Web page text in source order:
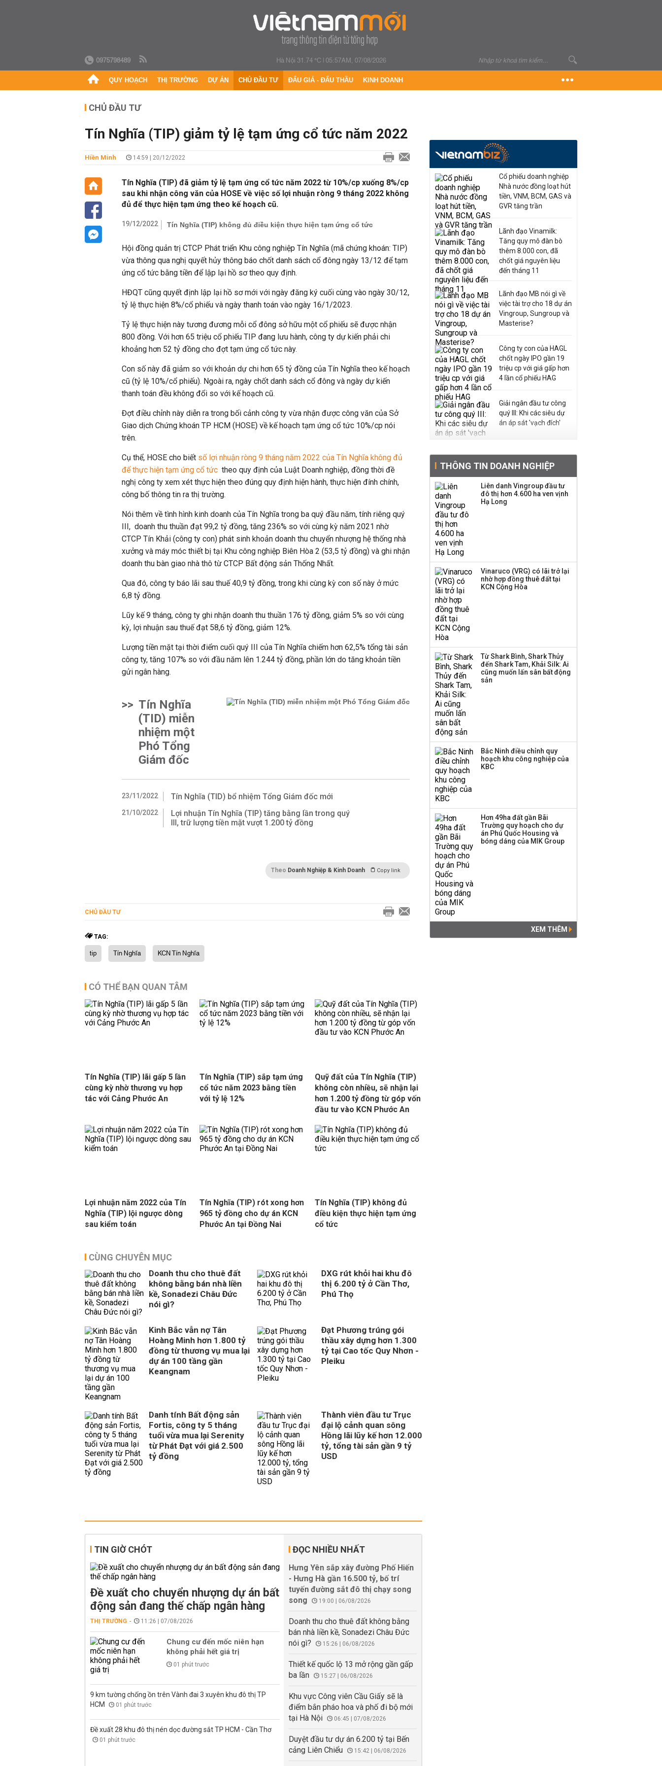
0975798489 Hà Nội 31.74 °C|05:57AM, 07/08/2026
QUY HOẠCH THỊ TRƯỜNG DỰ ÁN CHỦ ĐẦU TƯ ĐẤU GIÁ - ĐẤU THẦU KINH DOANH
CHỦ ĐẦU TƯ
Tín Nghĩa (TIP) giảm tỷ lệ tạm ứng cổ tức năm 2022
Hiền Minh 14:59 | 20/12/2022
Tín Nghĩa (TIP) đã giảm tỷ lệ tạm ứng cổ tức năm 2022 từ 10%/cp xuống 8%/cp
sau khi nhận công văn của HOSE về việc số lợi nhuận ròng 9 tháng 2022 không
đủ để thực hiện tạm ứng theo kế hoạch cũ.
19/12/2022 Tín Nghĩa (TIP) không đủ điều kiện thực hiện tạm ứng cổ tức
Hội đồng quản trị CTCP Phát triển Khu công nghiệp Tín Nghĩa (mã chứng khoán: TIP)
vừa thông qua nghị quyết hủy thông báo chốt danh sách cổ đông ngày 13/12 để tạm
ứng cổ tức bằng tiền để lập lại hồ sơ theo quy định.
HĐQT cũng quyết định lập lại hồ sơ mới với ngày đăng ký cuối cùng vào ngày 30/12,
tỷ lệ thực hiện 8%/cổ phiếu và ngày thanh toán vào ngày 16/1/2023.
Tỷ lệ thực hiện này tương đương mỗi cổ đông sở hữu một cổ phiếu sẽ được nhận
800 đồng. Với hơn 65 triệu cổ phiếu TIP đang lưu hành, công ty dự kiến phải chi
khoảng hơn 52 tỷ đồng cho đợt tạm ứng cổ tức này.
Con số này đã giảm so với khoản dự chi hơn 65 tỷ đồng của Tín Nghĩa theo kế hoạch
cũ (tỷ lệ 10%/cổ phiếu). Ngoài ra, ngày chốt danh sách cổ đông và ngày dự kiến
thanh toán đều không đổi so với kế hoạch cũ.
Đợt điều chỉnh này diễn ra trong bối cảnh công ty vừa nhận được công văn của Sở
Giao dịch Chứng khoán TP HCM (HOSE) về kế hoạch tạm ứng cổ tức 10%/cp nói
trên.
Cụ thể, HOSE cho biết số lợi nhuận ròng 9 tháng năm 2022 của Tín Nghĩa không đủ
để thực hiện tạm ứng cổ tức theo quy định của Luật Doanh nghiệp, đồng thời đề
nghị công ty xem xét thực hiện theo đúng quy định hiện hành, thực hiện đính chính,
công bố thông tin ra thị trường.
Nói thêm về tình hình kinh doanh của Tín Nghĩa trong ba quý đầu năm, tính riêng quý
III, doanh thu thuần đạt 99,2 tỷ đồng, tăng 236% so với cùng kỳ năm 2021 nhờ
CTCP Tín Khải (công ty con) phát sinh khoản doanh thu chuyển nhượng hệ thống nhà
xưởng và máy móc thiết bị tại Khu công nghiệp Biên Hòa 2 (53,5 tỷ đồng) và ghi nhận
doanh thu bàn giao nhà thô từ CTCP Bất động sản Thống Nhất.
Qua đó, công ty báo lãi sau thuế 40,9 tỷ đồng, trong khi cùng kỳ con số này ở mức
6,8 tỷ đồng.
Lũy kế 9 tháng, công ty ghi nhận doanh thu thuần 176 tỷ đồng, giảm 5% so với cùng
kỳ, lợi nhuận sau thuế đạt 58,6 tỷ đồng, giảm 12%.
Lượng tiền mặt tại thời điểm cuối quý III của Tín Nghĩa chiếm hơn 62,5% tổng tài sản
công ty, tăng 107% so với đầu năm lên 1.244 tỷ đồng, phần lớn do tăng khoản tiền
gửi ngân hàng.
>> Tín Nghĩa
(TID) miễn
nhiệm một
Phó Tổng
Giám đốc
23/11/2022 Tín Nghĩa (TID) bổ nhiệm Tổng Giám đốc mới
21/10/2022
Lợi nhuận Tín Nghĩa (TIP) tăng bằng lần trong quý
III, trữ lượng tiền mặt vượt 1.200 tỷ đồng
Theo Doanh Nghiệp & Kinh Doanh Copy link
CHỦ ĐẦU TƯ
TAG:
tip Tín Nghĩa KCN Tín Nghĩa
CÓ THỂ BẠN QUAN TÂM
Tín Nghĩa (TIP) lãi gấp 5 lần
cùng kỳ nhờ thương vụ hợp
tác với Cảng Phước An
Tín Nghĩa (TIP) sắp tạm ứng
cổ tức năm 2023 bằng tiền
với tỷ lệ 12%
Quỹ đất của Tín Nghĩa (TIP)
không còn nhiều, sẽ nhận lại
hơn 1.200 tỷ đồng từ góp vốn
đầu tư vào KCN Phước An
Lợi nhuận năm 2022 của Tín
Nghĩa (TIP) lội ngược dòng
sau kiểm toán
Tín Nghĩa (TIP) rót xong hơn
965 tỷ đồng cho dự án KCN
Phước An tại Đồng Nai
Tín Nghĩa (TIP) không đủ
điều kiện thực hiện tạm ứng
cổ tức
CÙNG CHUYÊN MỤC
Doanh thu cho thuê đất
không bằng bán nhà liền
kề, Sonadezi Châu Đức
nói gì?
DXG rút khỏi hai khu đô
thị 6.200 tỷ ở Cần Thơ,
Phú Thọ
Kinh Bắc vẫn nợ Tân
Hoàng Minh hơn 1.800 tỷ
đồng từ thương vụ mua lại
dự án 100 tầng gần
Keangnam
Đạt Phương trúng gói
thầu xây dựng hơn 1.300
tỷ tại Cao tốc Quy Nhơn -
Pleiku
Danh tính Bất động sản
Fortis, công ty 5 tháng
tuổi vừa mua lại Serenity
từ Phát Đạt với giá 2.500
tỷ đồng
Thành viên đầu tư Trục
đại lộ cảnh quan sông
Hồng lãi lũy kế hơn 12.000
tỷ, tổng tài sản gần 9 tỷ
USD
TIN GIỜ CHÓT
Đề xuất cho chuyển nhượng dự án bất
động sản đang thế chấp ngân hàng
THỊ TRƯỜNG 11:26 | 07/08/2026
Chung cư đến mốc niên hạn
không phải hết giá trị
01 phút trước
9 km tường chống ồn trên Vành đai 3 xuyên khu đô thị TP
HCM
01 phút trước
Đề xuất 28 khu đô thị nén dọc đường sắt TP HCM - Cần Thơ
01 phút trước
ĐỌC NHIỀU NHẤT
Hưng Yên sắp xây đường Phố Hiến
- Hưng Hà gần 16.500 tỷ, bố trí
tuyến đường sắt đô thị chạy song
song
19:00 | 06/08/2026
Doanh thu cho thuê đất không bằng
bán nhà liền kề, Sonadezi Châu Đức
nói gì?
15:26 | 06/08/2026
Thiết kế quốc lộ 13 mở rộng gần gấp
ba lần
15:27 | 06/08/2026
Khu vực Công viên Cầu Giấy sẽ là
điểm bắn pháo hoa và phố đi bộ mới
tại Hà Nội
06:45 | 07/08/2026
Duyệt đầu tư dự án 6.200 tỷ tại Bến
cảng Liên Chiểu
15:42 | 06/08/2026
Cổ phiếu doanh nghiệp
Nhà nước đồng loạt hút
tiền, VNM, BCM, GAS và
GVR tăng trần
Lãnh đạo Vinamilk:
Tăng quy mô đàn bò
thêm 8.000 con, đã
chốt giá nguyên liệu
đến tháng 11
Lãnh đạo MB nói gì về
việc tài trợ cho 18 dự án
Vingroup, Sungroup và
Masterise?
Công ty con của HAGL
chốt ngày IPO gần 19
triệu cp với giá gấp hơn
4 lần cổ phiếu HAG
Giải ngân đầu tư công
quý III: Khi các siêu dự
án áp sát 'vạch đích'
triển quỹ hưu trí: Từ tiết
kiệm gia đình thành
nguồn cấp vốn dài hạn
và kinh nghiệm từ
Malaysia
Iran xem xét cấm tàu
VPBankS xin từ nhiệm
THÔNG TIN DOANH NGHIỆP
Liên danh Vingroup đầu tư
đô thị hơn 4.600 ha ven vịnh
Hạ Long
Vinaruco (VRG) có lãi trở lại
nhờ hợp đồng thuê đất tại
KCN Cộng Hòa
Từ Shark Bình, Shark Thủy
đến Shark Tam, Khải Silk: Ai
cũng muốn lấn sân bất động
sản
Bắc Ninh điều chỉnh quy
hoạch khu công nghiệp của
KBC
Hơn 49ha đất gần Bãi
Trường quy hoạch cho dự
án Phú Quốc Housing và
bóng dáng của MIK Group
XEM THÊM